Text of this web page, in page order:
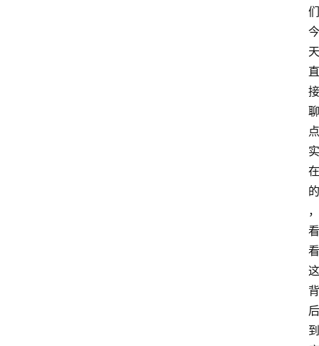
们
今
天
直
接
聊
点
实
在
的
，
看
看
这
背
后
到